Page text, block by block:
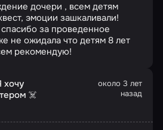
дочери , всем детям
эмоции зашкаливали!
за проведенное
не ожидала что детям 8 лет
рекомендую!
хочу
☠️
около 3 лет
назад